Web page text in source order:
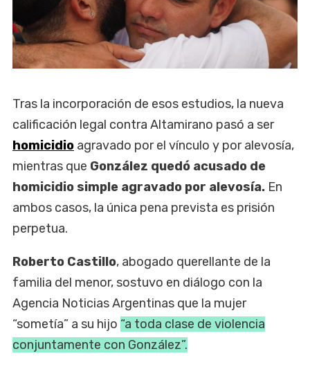
Tras la incorporación de esos estudios, la nueva
calificación legal contra Altamirano pasó a ser
homicidio agravado por el vínculo y por alevosía,
mientras que González quedó acusado de
homicidio simple agravado por alevosía. En
ambos casos, la única pena prevista es prisión
perpetua.
Roberto Castillo, abogado querellante de la
familia del menor, sostuvo en diálogo con la
Agencia Noticias Argentinas que la mujer
“sometía” a su hijo “a toda clase de violencia
conjuntamente con González”.